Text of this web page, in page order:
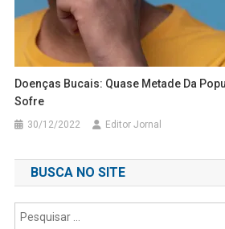
Doenças Bucais: Quase Metade Da
Sofre
30/12/2022 Editor Jornal
BUSCA NO SITE